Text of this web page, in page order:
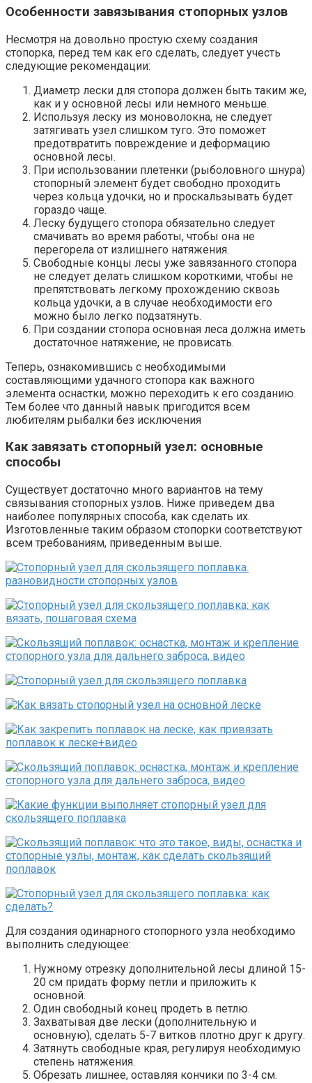
Особенности завязывания стопорных узлов
Несмотря на довольно простую схему создания
стопорка, перед тем как его сделать, следует учесть
следующие рекомендации:
Диаметр лески для стопора должен быть таким же,
как и у основной лесы или немного меньше.
Используя леску из моноволокна, не следует
затягивать узел слишком туго. Это поможет
предотвратить повреждение и деформацию
основной лесы.
При использовании плетенки (рыболовного шнура)
стопорный элемент будет свободно проходить
через кольца удочки, но и проскальзывать будет
гораздо чаще.
Леску будущего стопора обязательно следует
смачивать во время работы, чтобы она не
перегорела от излишнего натяжения.
Свободные концы лесы уже завязанного стопора
не следует делать слишком короткими, чтобы не
препятствовать легкому прохождению сквозь
кольца удочки, а в случае необходимости его
можно было легко подзатянуть.
При создании стопора основная леса должна иметь
достаточное натяжение, не провисать.
Теперь, ознакомившись с необходимыми
составляющими удачного стопора как важного
элемента оснастки, можно переходить к его созданию.
Тем более что данный навык пригодится всем
любителям рыбалки без исключения
Как завязать стопорный узел: основные
способы
Существует достаточно много вариантов на тему
связывания стопорных узлов. Ниже приведем два
наиболее популярных способа, как сделать их.
Изготовленные таким образом стопорки соответствуют
всем требованиям, приведенным выше.
Для создания одинарного стопорного узла необходимо
выполнить следующее:
Нужному отрезку дополнительной лесы длиной 15-
20 см придать форму петли и приложить к
основной.
Один свободный конец продеть в петлю.
Захватывая две лески (дополнительную и
основную), сделать 5-7 витков плотно друг к другу.
Затянуть свободные края, регулируя необходимую
степень натяжения.
Обрезать лишнее, оставляя кончики по 3-4 см.